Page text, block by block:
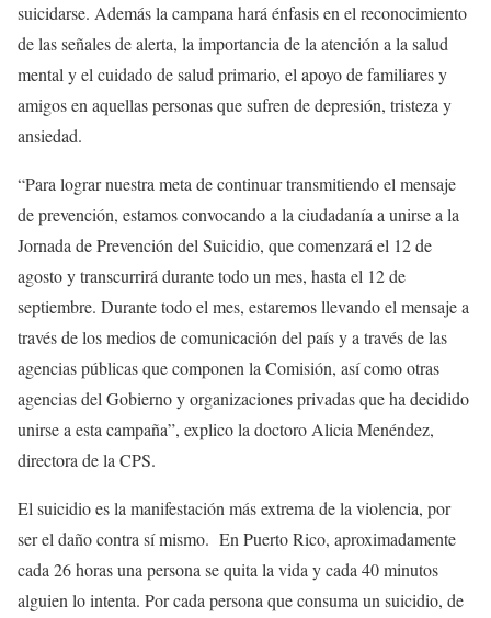
suicidarse. Además la campana hará énfasis en el reconocimiento
de las señales de alerta, la importancia de la atención a la salud
mental y el cuidado de salud primario, el apoyo de familiares y
amigos en aquellas personas que sufren de depresión, tristeza y
ansiedad.
“Para lograr nuestra meta de continuar transmitiendo el mensaje
de prevención, estamos convocando a la ciudadanía a unirse a la
Jornada de Prevención del Suicidio, que comenzará el 12 de
agosto y transcurrirá durante todo un mes, hasta el 12 de
septiembre. Durante todo el mes, estaremos llevando el mensaje a
través de los medios de comunicación del país y a través de las
agencias públicas que componen la Comisión, así como otras
agencias del Gobierno y organizaciones privadas que ha decidido
unirse a esta campaña”, explico la doctoro Alicia Menéndez,
directora de la CPS.
El suicidio es la manifestación más extrema de la violencia, por
ser el daño contra sí mismo. En Puerto Rico, aproximadamente
cada 26 horas una persona se quita la vida y cada 40 minutos
alguien lo intenta. Por cada persona que consuma un suicidio, de